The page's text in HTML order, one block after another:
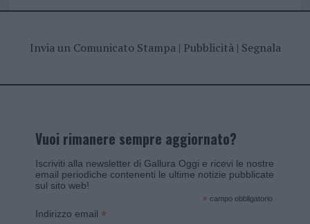
Invia un Comunicato Stampa| Pubblicità| Segnala
Vuoi rimanere sempre aggiornato?
Iscriviti alla newsletter di Gallura Oggi e ricevi le nostre
email periodiche contenenti le ultime notizie pubblicate
sul sito web!
* campo obbligatorio
Indirizzo email *